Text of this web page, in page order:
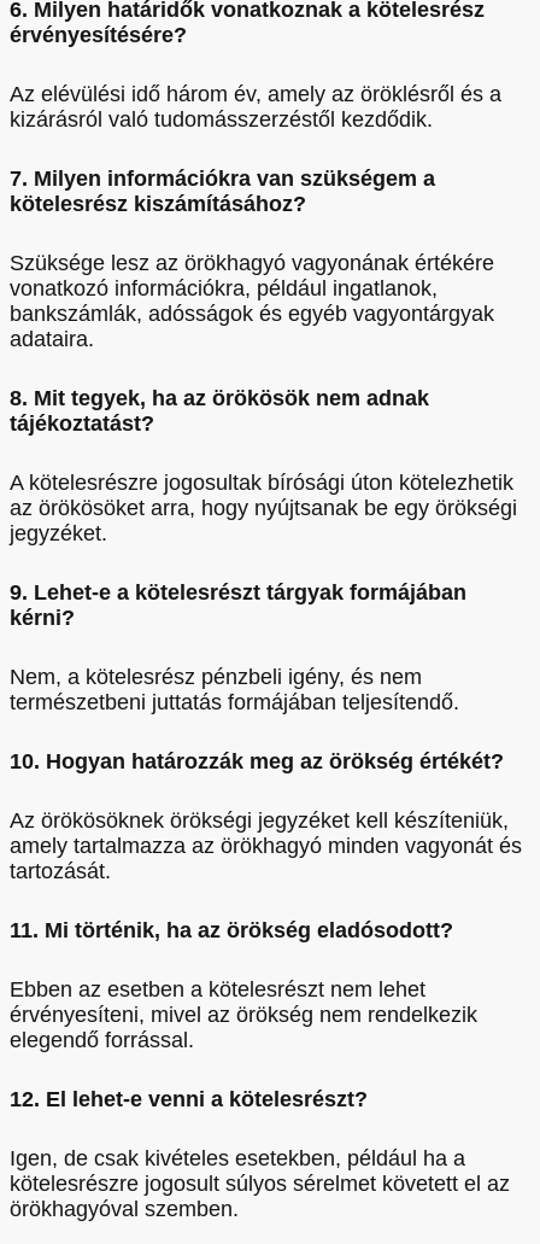
6. Milyen határidők vonatkoznak a kötelesrész
érvényesítésére?
Az elévülési idő három év, amely az öröklésről és a
kizárásról való tudomásszerzéstől kezdődik.
7. Milyen információkra van szükségem a
kötelesrész kiszámításához?
Szüksége lesz az örökhagyó vagyonának értékére
vonatkozó információkra, például ingatlanok,
bankszámlák, adósságok és egyéb vagyontárgyak
adataira.
8. Mit tegyek, ha az örökösök nem adnak
tájékoztatást?
A kötelesrészre jogosultak bírósági úton kötelezhetik
az örökösöket arra, hogy nyújtsanak be egy örökségi
jegyzéket.
9. Lehet-e a kötelesrészt tárgyak formájában
kérni?
Nem, a kötelesrész pénzbeli igény, és nem
természetbeni juttatás formájában teljesítendő.
10. Hogyan határozzák meg az örökség értékét?
Az örökösöknek örökségi jegyzéket kell készíteniük,
amely tartalmazza az örökhagyó minden vagyonát és
tartozását.
11. Mi történik, ha az örökség eladósodott?
Ebben az esetben a kötelesrészt nem lehet
érvényesíteni, mivel az örökség nem rendelkezik
elegendő forrással.
12. El lehet-e venni a kötelesrészt?
Igen, de csak kivételes esetekben, például ha a
kötelesrészre jogosult súlyos sérelmet követett el az
örökhagyóval szemben.